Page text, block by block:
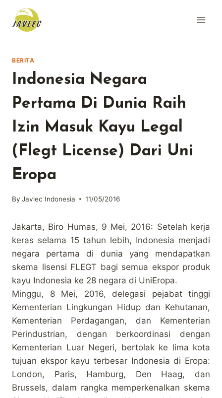
content
BERITA
Indonesia Negara
Pertama Di Dunia Raih
Izin Masuk Kayu Legal
(Flegt License) Dari Uni
Eropa
By Javlec Indonesia 11/05/2016
Jakarta, Biro Humas, 9 Mei, 2016: Setelah kerja
keras selama 15 tahun lebih, Indonesia menjadi
negara pertama di dunia yang mendapatkan
skema lisensi FLEGT bagi semua ekspor produk
kayu Indonesia ke 28 negara di UniEropa.
Minggu, 8 Mei, 2016, delegasi pejabat tinggi
Kementerian Lingkungan Hidup dan Kehutanan,
Kementerian Perdagangan, dan Kementerian
Perindustrian, dengan berkoordinasi dengan
Kementerian Luar Negeri, bertolak ke lima kota
tujuan ekspor kayu terbesar Indonesia di Eropa:
London, Paris, Hamburg, Den Haag, dan
Brussels, dalam rangka memperkenalkan skema